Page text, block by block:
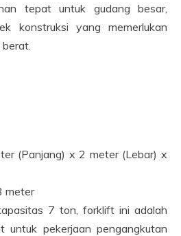
tepat untuk gudang besar,
konstruksi yang memerlukan
(Panjang) x 2 meter (Lebar) x
meter
7 ton, forklift ini adalah
untuk pekerjaan pengangkutan